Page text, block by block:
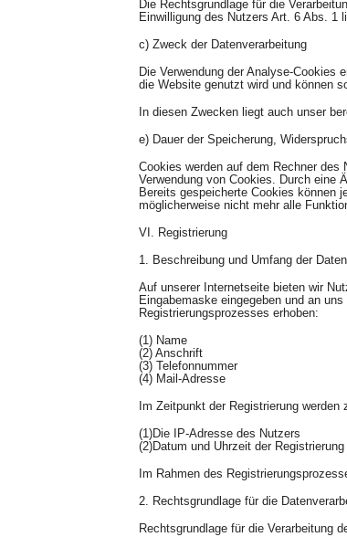
Die Rechtsgrundlage für die
Einwilligung des Nutzers Art. 6 Abs. 1
c) Zweck der Datenverarbeitung
Die Verwendung der Analyse-
die Website genutzt wird und können
In diesen Zwecken liegt auch unser
e) Dauer der Speicherung,
Cookies werden auf dem Rechner
Verwendung von Cookies. Durch eine
Bereits gespeicherte Cookies können
möglicherweise nicht mehr alle
VI. Registrierung
1. Beschreibung und Umfang der
Auf unserer Internetseite bieten wir
Eingabemaske eingegeben und an
Registrierungsprozesses erhoben:
(1) Name
(2) Anschrift
(3) Telefonnummer
(4) Mail-Adresse
Im Zeitpunkt der Registrierung
(1)Die IP-Adresse des Nutzers
(2)Datum und Uhrzeit der Registrierung
Im Rahmen des
2. Rechtsgrundlage für die
Rechtsgrundlage für die Verarbeitung